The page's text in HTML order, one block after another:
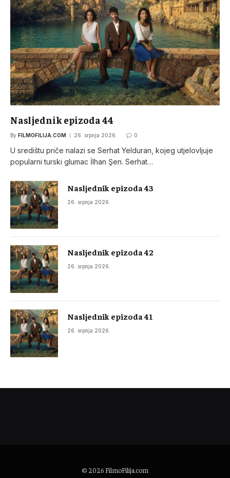
Nasljednik epizoda 44
By FILMOFILIJA.COM 26. srpnja 2026. 0
U središtu priče nalazi se Serhat Yelduran, kojeg utjelovljuje
popularni turski glumac İlhan Şen. Serhat…
Nasljednik epizoda 43
26. srpnja 2026.
Nasljednik epizoda 42
26. srpnja 2026.
Nasljednik epizoda 41
26. srpnja 2026.
© 2026FilmoFilija.com